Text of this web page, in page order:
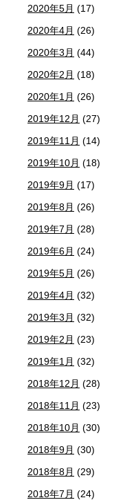
2020年5月 (17)
2020年4月 (26)
2020年3月 (44)
2020年2月 (18)
2020年1月 (26)
2019年12月 (27)
2019年11月 (14)
2019年10月 (18)
2019年9月 (17)
2019年8月 (26)
2019年7月 (28)
2019年6月 (24)
2019年5月 (26)
2019年4月 (32)
2019年3月 (32)
2019年2月 (23)
2019年1月 (32)
2018年12月 (28)
2018年11月 (23)
2018年10月 (30)
2018年9月 (30)
2018年8月 (29)
2018年7月 (24)